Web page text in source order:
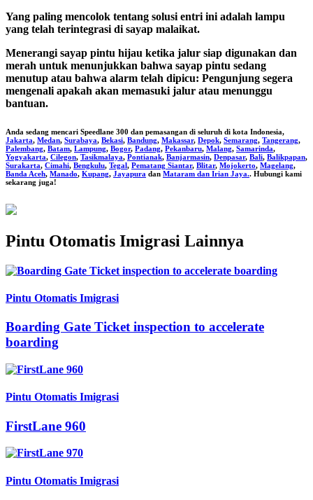
Yang paling mencolok tentang solusi entri ini adalah lampu
yang telah terintegrasi di sayap malaikat.
Menerangi sayap pintu hijau ketika jalur siap digunakan dan
merah untuk menunjukkan bahwa sayap pintu sedang
menutup atau bahwa alarm telah dipicu: Pengunjung segera
mengenali apakah akan memasuki jalur atau menunggu
bantuan.
Anda sedang mencari Speedlane 300 dan pemasangan di seluruh di kota Indonesia,
Jakarta, Medan, Surabaya, Bekasi, Bandung, Makassar, Depok, Semarang, Tangerang,
Palembang, Batam, Lampung, Bogor, Padang, Pekanbaru, Malang, Samarinda,
Yogyakarta, Cilegon, Tasikmalaya, Pontianak, Banjarmasin, Denpasar, Bali, Balikpapan,
Surakarta, Cimahi, Bengkulu, Tegal, Pematang Siantar, Blitar, Mojokerto, Magelang,
Banda Aceh, Manado, Kupang, Jayapura dan Mataram dan Irian Jaya.. Hubungi kami
sekarang juga!
Pintu Otomatis Imigrasi Lainnya
Pintu Otomatis Imigrasi
Boarding Gate Ticket inspection to accelerate
boarding
Pintu Otomatis Imigrasi
FirstLane 960
Pintu Otomatis Imigrasi